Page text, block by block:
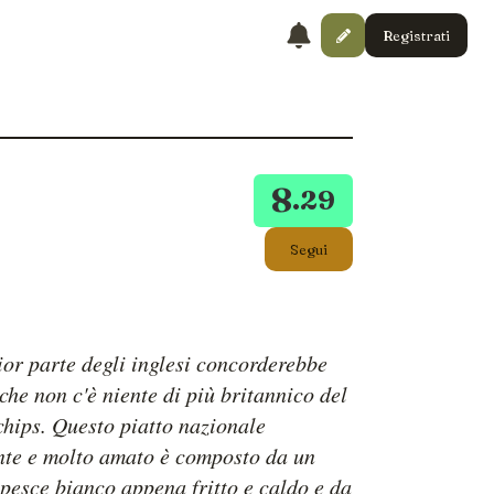
Registrati
8.29
Segui
parte degli inglesi concorderebbe
non c'è niente di più britannico del
Questo piatto nazionale
e molto amato è composto da un
bianco appena fritto e caldo e da